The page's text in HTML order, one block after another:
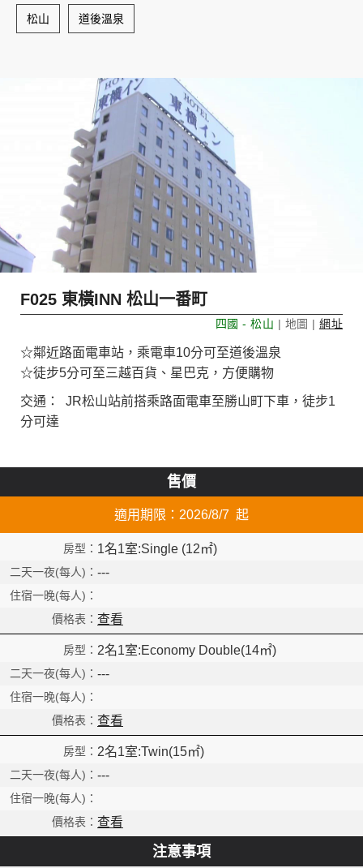
松山 道後溫泉
F025 東橫INN 松山一番町
四國 - 松山 | 地圖 | 網址
☆鄰近路面電車站，乘電車10分可至道後溫泉
☆徒步5分可至三越百貨、星巴克，方便購物
交通： JR松山站前搭乘路面電車至勝山町下車，徒步1
分可達
售價
適用期限：2026/8/7 起
1名1室:Single (12㎡)
---
查看
2名1室:Economy Double(14㎡)
---
查看
2名1室:Twin(15㎡)
---
查看
注意事項